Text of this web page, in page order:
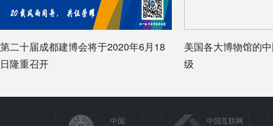
第二十届成都建博会将于2020年6月18
日隆重召开
美国各大博物馆的
级
中国
中国互联网